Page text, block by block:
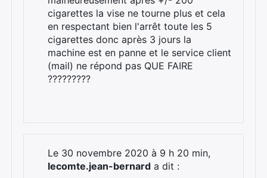
cigarettes la vise ne tourne plus et cela
en respectant bien l'arrêt toute les 5
cigarettes donc après 3 jours la
machine est en panne et le service client
(mail) ne répond pas QUE FAIRE
?????????
Le 30 novembre 2020 à 9 h 20 min,
lecomte.jean-bernard a dit :